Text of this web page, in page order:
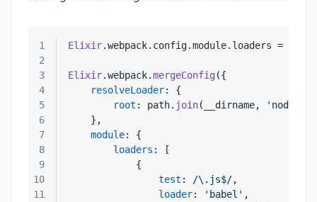
1 Elixir.webpack. config.module. loaders
2
3
Elixir.webpack.mergeConfig
4
resolveLoader
5
root : path. join(__dirname,
6
7
module
8
loaders
9
10
test : /\.js$/
11
loader: 'babel'